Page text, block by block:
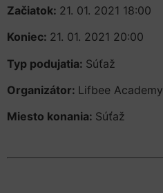
Začiatok: 21. 01. 2021 18:00
Koniec: 21. 01. 2021 20:00
Typ podujatia: Súťaž
Organizátor: Lifbee Academy
Miesto konania: Súťaž